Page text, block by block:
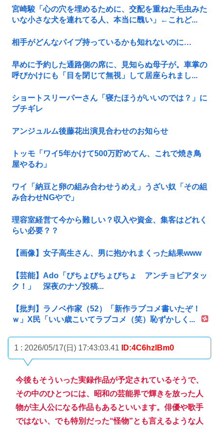
宮崎駿「心の穴を埋めるために、交配を重ねた毛虫みた
いな小さな犬を連れてる人、本当に醜い」←これど...
相手がどんなパイプ持っているかも知れないのに…
早めに予約した通路側の席に、見知らぬ母子が。車掌の
呼びかけにも「目を閉じて無視」して居座られまし...
ショートスリーパーさん「寝たほうがいいのでは？」に
ブチギレ
アンジュルム後藤花出演見合わせのお知らせ
トッモ「ワイ5年かけて500万貯めてん、これで焼き鳥
屋やるわ」
ワイ「納豆と卵の組み合わせうめえ」うざい奴「その組
み合わせNGやで」
理容室経営て今から難しい？収入や資金、集客はどれく
らい必要？？
【画像】女子高生さん、男に抱かれまくった結果www
【芸能】Ado「びちょびちょびちょ アンチョビアタッ
ク！」 深夜のナゾ投稿...
【批判】ラノベ作家（52）「新作ラブコメ書いたぞ！
ｗ」X民「いい歳こいてラブコメ（笑）恥ずかしく...
1 : 2026/05/17(日) 17:43:03.41 ID:4C6hzlBm0
今後もそういった実録作品が予定されているそうで、
その中のひとつには、昭和の芸能界で輝きを放った人
物が主人公になる作品もあるといいます。俳優や歌手
ではない、でも特別だった“怪物”とも言えるような人